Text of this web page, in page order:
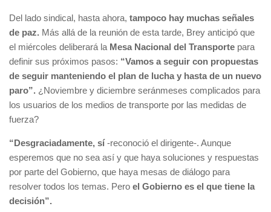
Del lado sindical, hasta ahora, tampoco hay muchas señales
de paz. Más allá de la reunión de esta tarde, Brey anticipó que
el miércoles deliberará la Mesa Nacional del Transporte para
definir sus próximos pasos: “Vamos a seguir con propuestas
de seguir manteniendo el plan de lucha y hasta de un nuevo
paro”. ¿Noviembre y diciembre seránmeses complicados para
los usuarios de los medios de transporte por las medidas de
fuerza?
“Desgraciadamente, sí-reconoció el dirigente-. Aunque
esperemos que no sea así y que haya soluciones y respuestas
por parte del Gobierno, que haya mesas de diálogo para
resolver todos los temas. Pero el Gobierno es el que tiene la
decisión”.